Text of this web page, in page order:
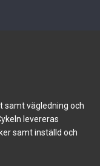
samt vägledning och
levereras
samt inställd och